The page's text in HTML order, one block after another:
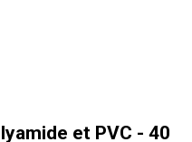
et PVC - 40